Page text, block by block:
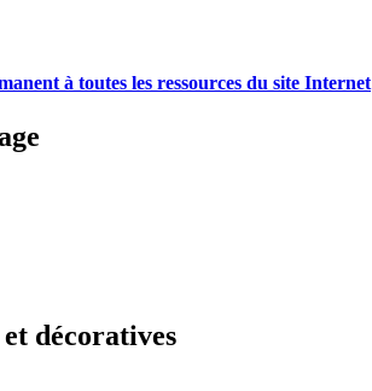
à toutes les ressources du site Internet
décoratives